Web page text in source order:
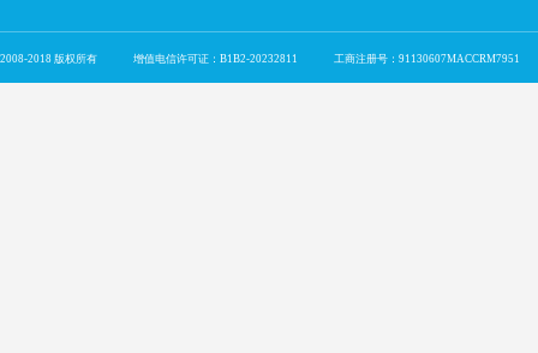
2008-2018 版权所有 增值电信许可证：B1B2-20232811 工商注册号：91130607MACCRM7951